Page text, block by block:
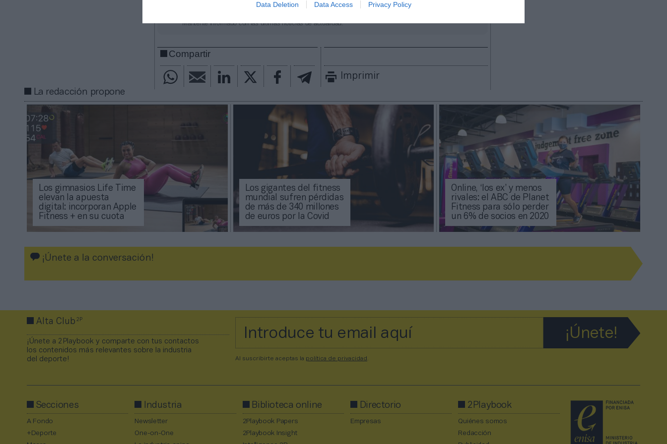
Data Deletion Data Access Privacy Policy
como fuente preferida de Google de forma
Mantente informado con las últimas noticias de actualidad.
Compartir
Imprimir
La redacción propone
Los gimnasios Life Time
elevan la apuesta
digital: incorporan Apple
Fitness + en su cuota
Los gigantes del fitness
mundial sufren pérdidas
de más de 340 millones
de euros por la Covid
Online, ‘los ex’ y menos
rivales: el ABC de Planet
Fitness para sólo perder
un 6% de socios en 2020
¡Únete a la conversación!
Alta Club2P
¡Únete a 2Playbook y comparte con tus contactos
los contenidos más relevantes sobre la industria
del deporte!
Al suscribirte aceptas la política de privacidad
Secciones
A Fondo
+Deporte
Industria
Newsletter
One-on-One
Biblioteca online
2Playbook Papers
2Playbook Insight
Directorio
Empresas
2Playbook
Quiénes somos
Redacción